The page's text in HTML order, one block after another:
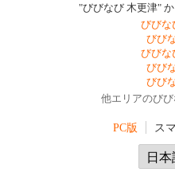
"びびなび 木更津"
びびな
びび
びびな
びび
びび
他エリアのび
PC版 ス